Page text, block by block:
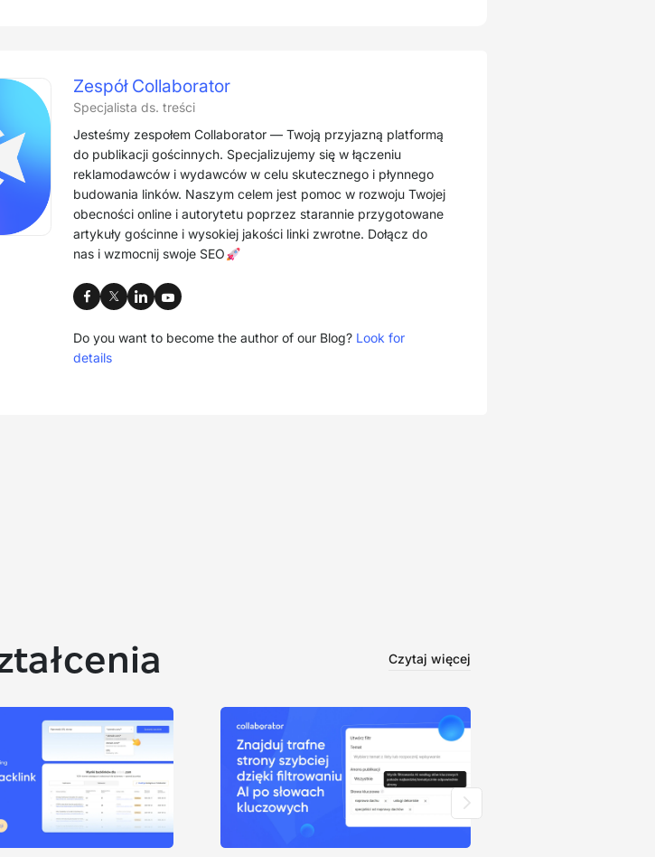
Zespół Collaborator
Specjalista ds. treści
Jesteśmy zespołem Collaborator — Twoją przyjazną platformą
do publikacji gościnnych. Specjalizujemy się w łączeniu
reklamodawców i wydawców w celu skutecznego i płynnego
budowania linków. Naszym celem jest pomoc w rozwoju Twojej
obecności online i autorytetu poprzez starannie przygotowane
artykuły gościnne i wysokiej jakości linki zwrotne. Dołącz do
nas i wzmocnij swoje SEO🚀
Do you want to become the author of our Blog? Look for
details
Czytaj więcej